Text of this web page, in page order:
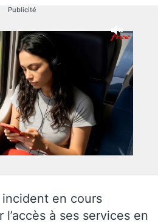
Publicité
en cours
à ses services en